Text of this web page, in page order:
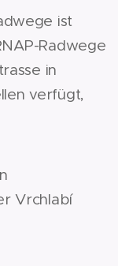
ist
Radwege
in
verfügt,
Vrchlabí